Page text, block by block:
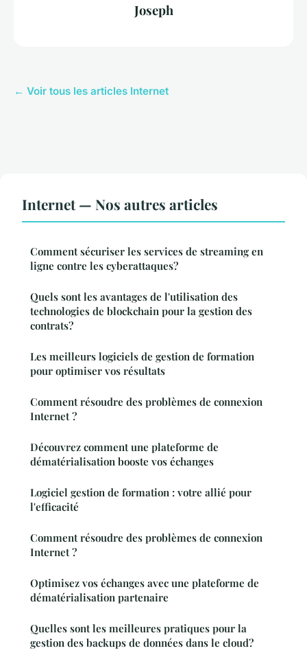
Joseph
← Voir tous les articles Internet
Internet — Nos autres articles
Comment sécuriser les services de streaming en
ligne contre les cyberattaques?
Quels sont les avantages de l'utilisation des
technologies de blockchain pour la gestion des
contrats?
Les meilleurs logiciels de gestion de formation
pour optimiser vos résultats
Comment résoudre des problèmes de connexion
Internet ?
Découvrez comment une plateforme de
dématérialisation booste vos échanges
Logiciel gestion de formation : votre allié pour
l'efficacité
Comment résoudre des problèmes de connexion
Internet ?
Optimisez vos échanges avec une plateforme de
dématérialisation partenaire
Quelles sont les meilleures pratiques pour la
gestion des backups de données dans le cloud?